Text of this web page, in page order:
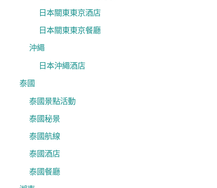
日本關東東京酒店
日本關東東京餐廳
沖繩
日本沖繩酒店
泰國
泰國景點活動
泰國秘景
泰國航線
泰國酒店
泰國餐廳